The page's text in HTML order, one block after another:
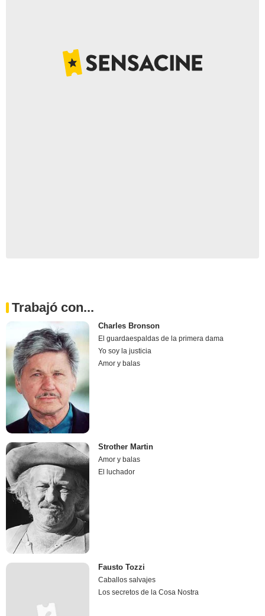
Trabajó con...
Charles Bronson
El guardaespaldas de la primera dama
Yo soy la justicia
Amor y balas
Strother Martin
Amor y balas
El luchador
Fausto Tozzi
Caballos salvajes
Los secretos de la Cosa Nostra